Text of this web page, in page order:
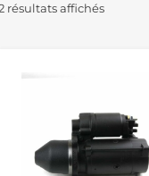
résultats affichés